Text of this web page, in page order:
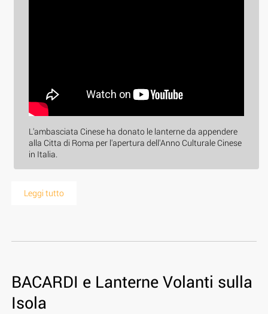
L'ambasciata Cinese ha donato le lanterne da appendere
alla Citta di Roma per l'apertura dell'Anno Culturale Cinese
in Italia.
Leggi tutto
BACARDI e Lanterne Volanti sulla
Isola